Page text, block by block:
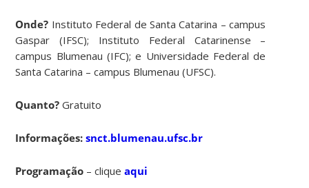
Onde? Instituto Federal de Santa Catarina – campus
Gaspar (IFSC); Instituto Federal Catarinense –
campus Blumenau (IFC); e Universidade Federal de
Santa Catarina – campus Blumenau (UFSC).
Quanto? Gratuito
Informações:snct.blumenau.ufsc.br
Programação – cliqueaqui